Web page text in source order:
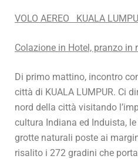
VOLO AEREO KUALA
Colazione in Hotel, pranzo in
Di primo mattino, incontro
città di KUALA LUMPUR. Ci
nord della città visitando
cultura Indiana ed Induista, le
grotte naturali poste ai
risalito i 272 gradini che